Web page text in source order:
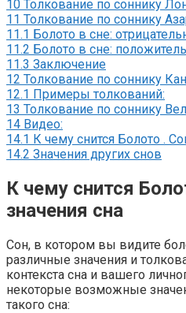
10 Толкование по соннику
11 Толкование по соннику
11.1 Болото в сне:
11.2 Болото в сне:
11.3 Заключение
12 Толкование по соннику
12.1 Примеры толкований:
13 Толкование по соннику
14 Видео:
14.1 К чему снится Болото .
14.2 Значения других снов
К чему снится
значения сна
Сон, в котором вы видите
различные значения и
контекста сна и вашего
некоторые возможные
такого сна: